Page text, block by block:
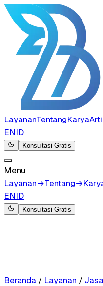
LayananTentangKarya
ENID
Konsultasi Gratis
Menu
Layanan→Tentang→
ENID
Konsultasi Gratis
Beranda / Layanan /